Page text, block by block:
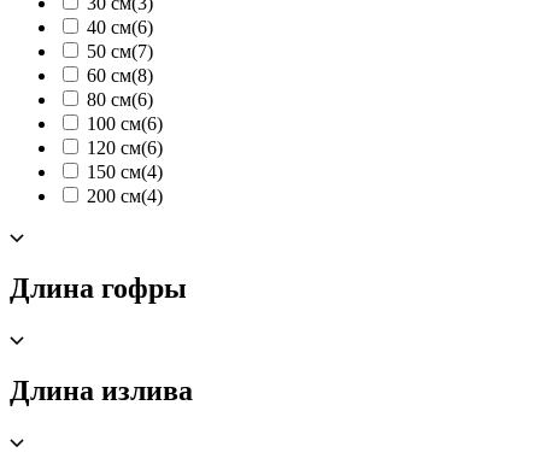
40 см(6)
50 см(7)
60 см(8)
80 см(6)
100 см(6)
120 см(6)
150 см(4)
200 см(4)
Длина гофры
Длина излива